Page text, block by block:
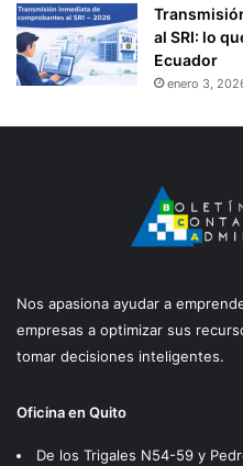
al SRI: lo
Ecuador
enero 3,
Nos apasiona ayudar a
empresas a optimizar sus
tomar decisiones inteligentes.
Oficina en Quito
De los Trigales N54-59 y